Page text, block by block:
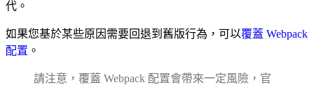
代。
如果您基於某些原因需要回退到舊版行為，可以覆蓋 Webpack
配置 。
請注意，覆蓋 Webpack 配置會帶來一定風險，官